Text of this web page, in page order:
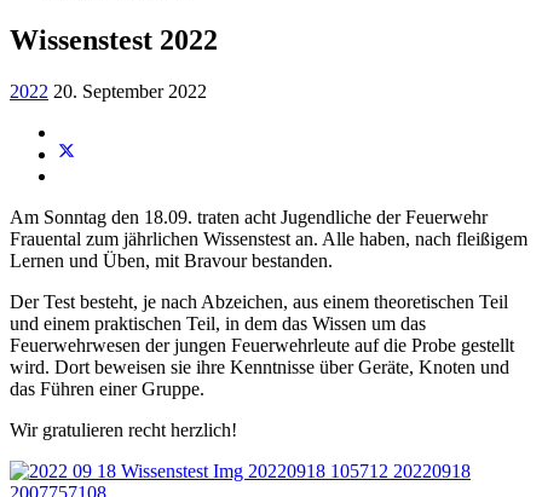
Wissenstest 2022
2022 20. September 2022
Am Sonntag den 18.09. traten acht Jugendliche der Feuerwehr
Frauental zum jährlichen Wissenstest an. Alle haben, nach fleißigem
Lernen und Üben, mit Bravour bestanden.
Der Test besteht, je nach Abzeichen, aus einem theoretischen Teil
und einem praktischen Teil, in dem das Wissen um das
Feuerwehrwesen der jungen Feuerwehrleute auf die Probe gestellt
wird. Dort beweisen sie ihre Kenntnisse über Geräte, Knoten und
das Führen einer Gruppe.
Wir gratulieren recht herzlich!